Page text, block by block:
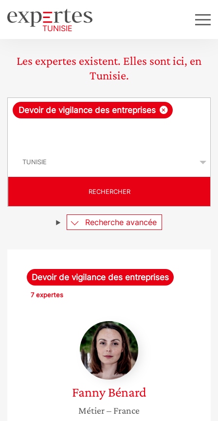
Les expertes existent. Elles sont ici, en
Tunisie.
R
ê
e
×
Devoir de vigilance des entreprises
RECHERCHER
Recherche avancée
Devoir de vigilance des entreprises
7 expertes
Fanny
Bénard
Fanny Bénard
Métier– France